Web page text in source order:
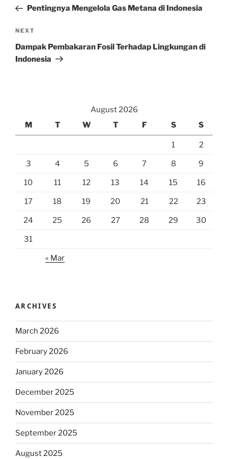
PostPentingnya Mengelola Gas Metana di Indonesia
Next
Post
NEXT
Dampak Pembakaran Fosil Terhadap Lingkungan di
Indonesia
August 2026
M
T W T F S S
1 2
3 4 5 6 7 8 9
10 11 12 13 14 15 16
17 18 19 20 21 22 23
24 25 26 27 28 29 30
31
« Mar
ARCHIVES
March 2026
February 2026
January 2026
December 2025
November 2025
September 2025
August 2025